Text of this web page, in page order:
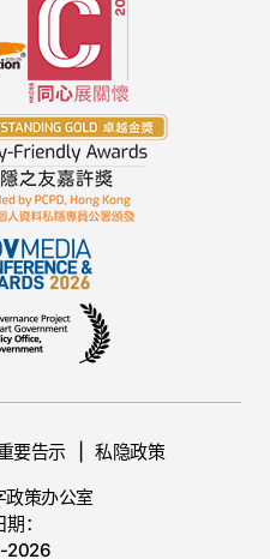
要告示
私隐政策
策办公室
：
2026